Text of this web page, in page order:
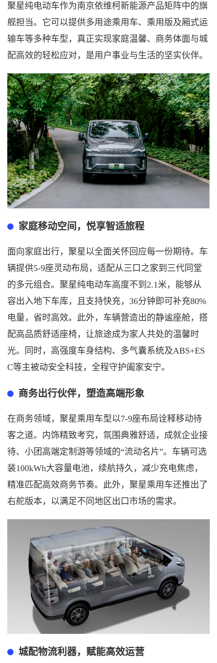
聚星纯电动车作为南京依维柯新能源产品矩阵中的旗
舰担当。它可以提供多用途乘用车、乘用版及厢式运
输车等多种车型，真正实现家庭温馨、商务体面与城
配高效的轻松应对，是用户事业与生活的坚实伙伴。
家庭移动空间，悦享智适旅程
面向家庭出行，聚星以全面关怀回应每一份期待。车
辆提供5-9座灵动布局，适配从三口之家到三代同堂
的多元组合。聚星纯电动车高度不到2.1米，能够从
容出入地下车库，且支持快充，36分钟即可补充80%
电量，省时高效。此外，车辆营造出的静谧座舱，搭
配高品质舒适座椅，让旅途成为家人共处的温馨时
光。同时，高强度车身结构、多气囊系统及ABS+ES
C等主被动安全科技，全程守护阖家安宁。
商务出行伙伴，塑造高端形象
在商务领域，聚星乘用车型以7-9座布局诠释移动待
客之道。内饰精致考究，氛围典雅舒适，成就企业接
待、小团高端定制游等领域的“流动名片”。车辆可选
装100kWh大容量电池，续航持久，减少充电焦虑，
精准匹配高效商务节奏。此外，聚星乘用车还推出了
右舵版本，以满足不同地区出口市场的需求。
城配物流利器，赋能高效运营